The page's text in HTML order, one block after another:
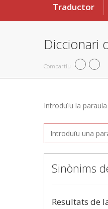
Traductor
Diccionari
Compartiu
Introduïu la
Sinònims
Resultats de